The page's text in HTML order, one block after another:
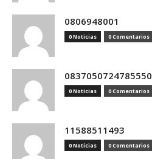
0806948001
0 Noticias 0 Comentarios
0837050724785550
0 Noticias 0 Comentarios
11588511493
0 Noticias 0 Comentarios